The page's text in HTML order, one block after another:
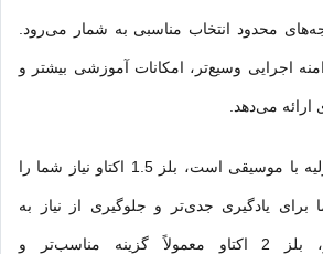
محدود انتخاب مناسبی به شمار می‌رود.
بلز 2 اکتاو دامنه اجرایی وسیع‌تر، امکانات آموزشی بیشتر و
می‌دهد.
اگر هدف تنها آشنایی اولیه با موسیقی است، بلز 1.5 اکتاو نیاز شما را
یادگیری جدی‌تر و جلوگیری از نیاز به
ارتقای زودهنگام ساز، بلز 2 اکتاو معمولاً گزینه مناسب‌تر و